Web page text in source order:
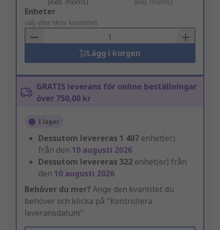
(exkl. moms) (inkl. moms)
Add
to
Basket
Enheter
välj eller skriv kvantitet
Lägg i korgen
GRATIS leverans för online beställningar
över 750,00 kr
I lager
Dessutom levereras 1 407 enhet(er)
från den 10 augusti 2026
Dessutom levereras 322 enhet(er) från
den 10 augusti 2026
Behöver du mer? Ange den kvantitet du
behöver och klicka på "Kontrollera
leveransdatum"